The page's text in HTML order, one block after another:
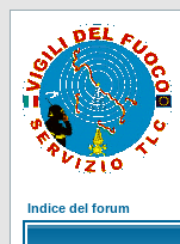
Indice del forum